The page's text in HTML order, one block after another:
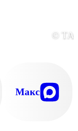
©
Макс